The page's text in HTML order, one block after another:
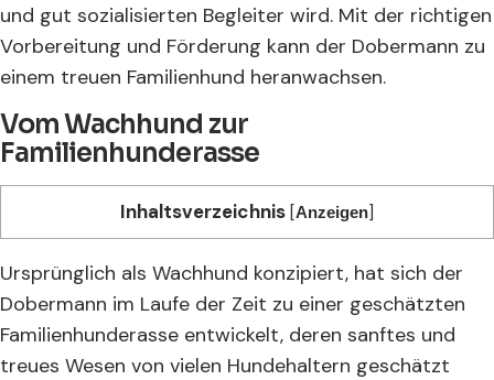
und gut sozialisierten Begleiter wird. Mit der richtigen
Vorbereitung und Förderung kann der Dobermann zu
einem treuen Familienhund heranwachsen.
Vom Wachhund zur
Familienhunderasse
Inhaltsverzeichnis [Anzeigen]
Ursprünglich als Wachhund konzipiert, hat sich der
Dobermann im Laufe der Zeit zu einer geschätzten
Familienhunderasse entwickelt, deren sanftes und
treues Wesen von vielen Hundehaltern geschätzt